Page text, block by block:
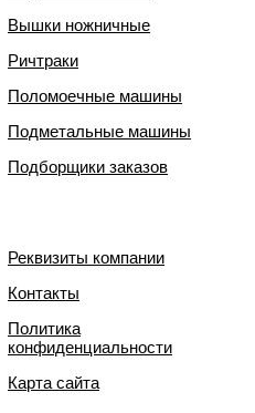
Вышки ножничные
Ричтраки
Поломоечные машины
Подметальные машины
Подборщики заказов
Реквизиты компании
Контакты
Политика
конфиденциальности
Карта сайта